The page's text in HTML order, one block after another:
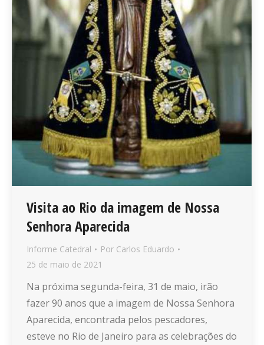
Visita ao Rio da imagem de Nossa
Senhora Aparecida
Informe Catedral Por Carlos Eduardo
25 de maio de 2021
Na próxima segunda-feira, 31 de maio, irão
fazer 90 anos que a imagem de Nossa Senhora
Aparecida, encontrada pelos pescadores,
esteve no Rio de Janeiro para as celebrações do